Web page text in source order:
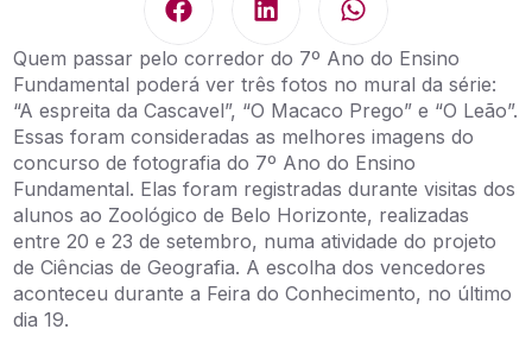
Quem passar pelo corredor do 7º Ano do Ensino
Fundamental poderá ver três fotos no mural da série:
“A espreita da Cascavel”, “O Macaco Prego” e “O Leão”.
Essas foram consideradas as melhores imagens do
concurso de fotografia do 7º Ano do Ensino
Fundamental. Elas foram registradas durante visitas dos
alunos ao Zoológico de Belo Horizonte, realizadas
entre 20 e 23 de setembro, numa atividade do projeto
de Ciências de Geografia. A escolha dos vencedores
aconteceu durante a Feira do Conhecimento, no último
dia 19.